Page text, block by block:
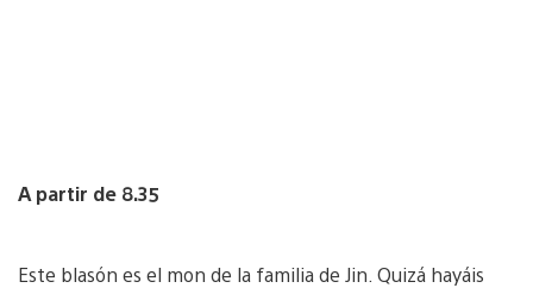
A partir de 8.35
Este blasón es el mon de la familia de Jin. Quizá hayáis